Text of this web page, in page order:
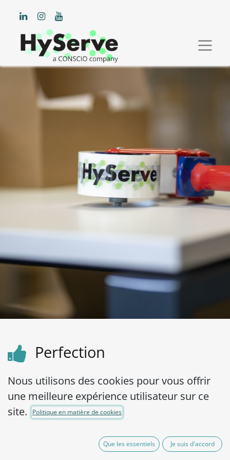
Perfection
High standards and striving for perfection in
our products, in our team, in our processes,
in everything we do.
Nous utilisons des cookies pour vous offrir
une meilleure expérience utilisateur sur ce
site.
Politique en matière de cookies
Que les essentiels Je suis d'accord